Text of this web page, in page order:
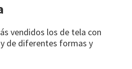
vendidos los de tela con
de diferentes formas y